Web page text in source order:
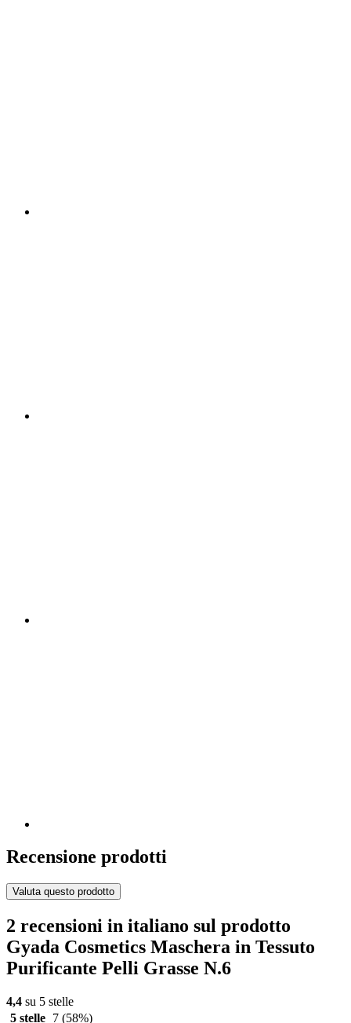
Recensione prodotti
Valuta questo prodotto
2 recensioni in italiano sul prodotto
Gyada Cosmetics Maschera in Tessuto
Purificante Pelli Grasse N.6
4,4 su 5 stelle
5 stelle
7 (58%)